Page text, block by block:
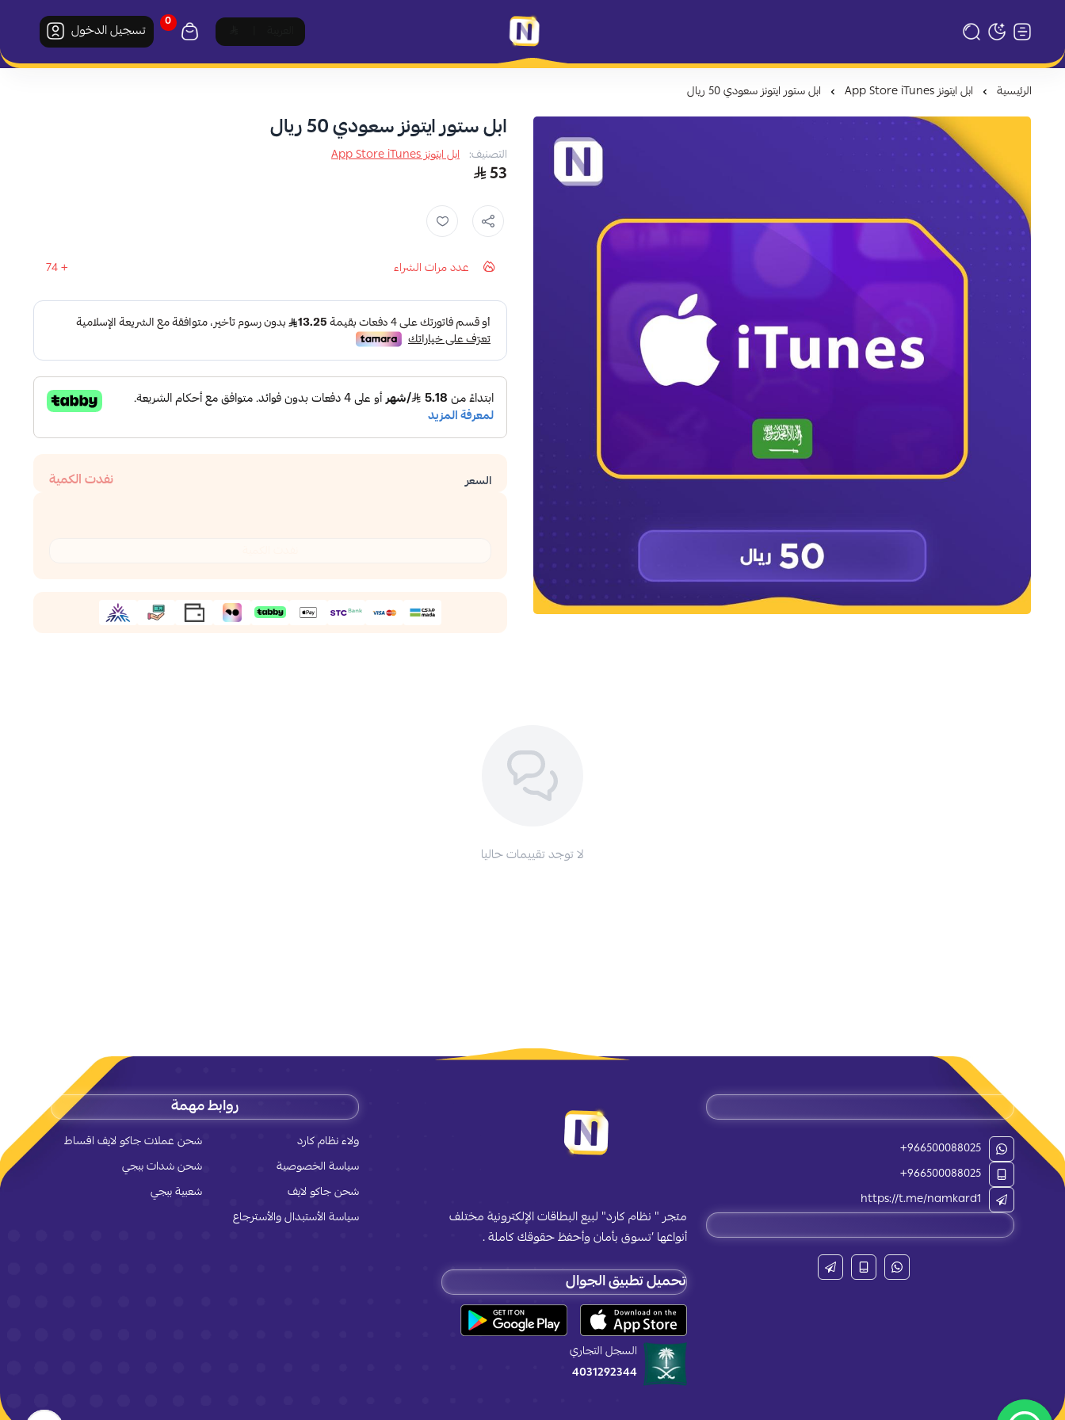
تبديل الوضع الداكن متجر نظام كارد 0
تسجيل الدخول
الرئيسية ابل ايتونز App Store iTunes ابل ستور ايتونز سعودي 50 ريال
ابل ستور ايتونز سعودي 50 ريال
التصنيف: ابل ايتونز App Store iTunes
53
عدد مرات الشراء 74
السعر نفدت الكمية
لا توجد تقييمات حاليا
متجر " نظام كارد" لبيع البطاقات الإلكترونية مختلف
أنواعها ’تسوق بأمان وأحفظ حقوقك كاملة .
تحميل تطبيق الجوال
السجل التجاري
4031292344
+966500088025
+966500088025
https://t.me/namkard1
روابط مهمة
ولاء نظام كارد
شحن عملات جاكو لايف اقساط
سياسة الخصوصية
شحن شدات ببجي
شحن جاكو لايف
شعبية ببجي
سياسة الأستبدال والأسترجاع